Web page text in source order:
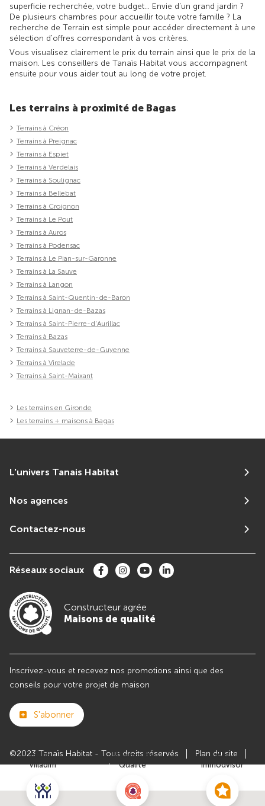
Club
Villadim
Maisons de
Qualité
Avis
Immodvisor
superficie recherchée, votre budget... Envie d'un grand jardin ?
De plusieurs chambres pour accueillir toute votre famille ? La
recherche de Terrain est simple pour accéder directement à une
sélection d'offres correspondant à vos critères.
Vous visualisez clairement le prix du terrain ainsi que le prix de la
maison. Les conseillers de Tanaïs Habitat vous accompagnent
ensuite pour vous aider tout au long de votre projet.
Les terrains à proximité de Bagas
Terrains à Créon
Terrains à Preignac
Terrains à Espiet
Terrains à Verdelais
Terrains à Soulignac
Terrains à Bellebat
Terrains à Croignon
Terrains à Le Pout
Terrains à Auros
Terrains à Podensac
Terrains à Le Pian-sur-Garonne
Terrains à La Sauve
Terrains à Langon
Terrains à Saint-Quentin-de-Baron
Terrains à Lignan-de-Bazas
Terrains à Saint-Pierre-d'Aurillac
Terrains à Bazas
Terrains à Sauveterre-de-Guyenne
Terrains à Virelade
Terrains à Saint-Maixant
Les terrains en Gironde
Les terrains + maisons à Bagas
L'univers Tanais Habitat
Nos agences
Contactez-nous
Réseaux sociaux
Constructeur agrée
Maisons de qualité
Inscrivez-vous et recevez nos promotions ainsi que des
conseils pour votre projet de maison
S'abonner
©2023 Tanaïs Habitat - Tous droits réservés
Plan du site
Paramètres des cookies
Politiques de Confidentialités
Mentions légales
Recrutement
Le groupe VILLADIM